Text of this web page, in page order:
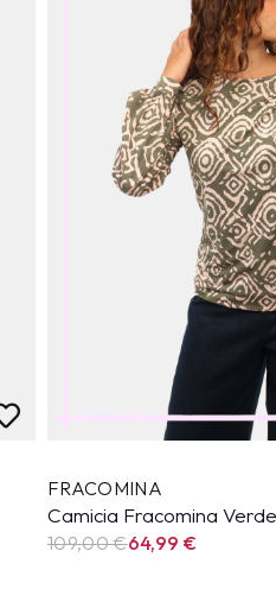
FRACOMINA
Camicia Fracomina
109,00 €64,99 €